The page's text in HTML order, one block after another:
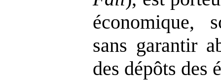
économique,
sans garantir
des dépôts des